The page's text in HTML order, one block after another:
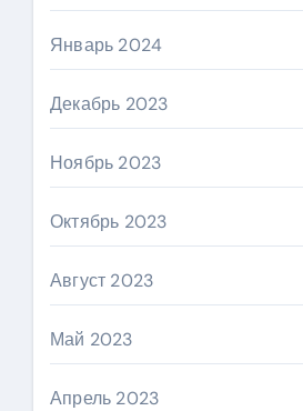
Январь 2024
Декабрь 2023
Ноябрь 2023
Октябрь 2023
Август 2023
Май 2023
Апрель 2023